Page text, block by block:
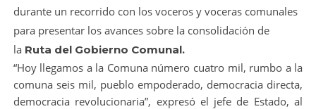
durante un recorrido con los voceros y voceras comunales
para presentar los avances sobre la consolidación de
la Ruta del Gobierno Comunal.
“Hoy llegamos a la Comuna número cuatro mil, rumbo a la
comuna seis mil, pueblo empoderado, democracia directa,
democracia revolucionaria”, expresó el jefe de Estado, al